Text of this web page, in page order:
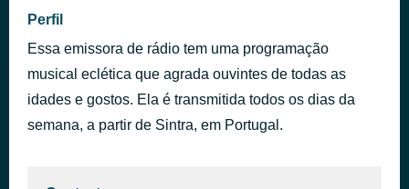
Perfil
Essa emissora de rádio tem uma programação
musical eclética que agrada ouvintes de todas as
idades e gostos. Ela é transmitida todos os dias da
semana, a partir de Sintra, em Portugal.